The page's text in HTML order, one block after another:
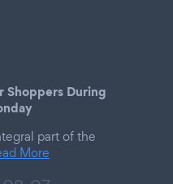
Shoppers During
part of the
More